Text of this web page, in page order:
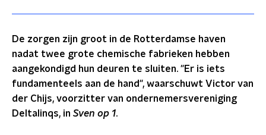
De zorgen zijn groot in de Rotterdamse haven
nadat twee grote chemische fabrieken hebben
aangekondigd hun deuren te sluiten. "Er is iets
fundamenteels aan de hand", waarschuwt Victor van
der Chijs, voorzitter van ondernemersvereniging
Deltalinqs, in Sven op 1.